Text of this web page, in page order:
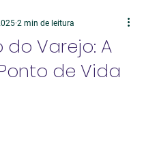
Varejo: A
de Vida
2 min de leitura